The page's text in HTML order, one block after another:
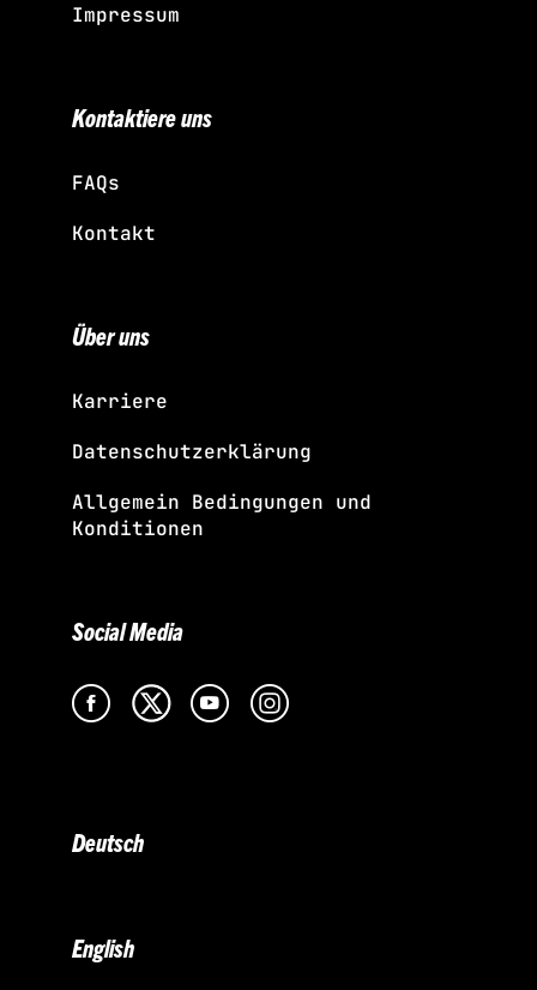
Impressum
Kontaktiere uns
FAQs
Kontakt
Über uns
Karriere
Datenschutzerklärung
Allgemein Bedingungen und
Konditionen
Social Media
Deutsch
English